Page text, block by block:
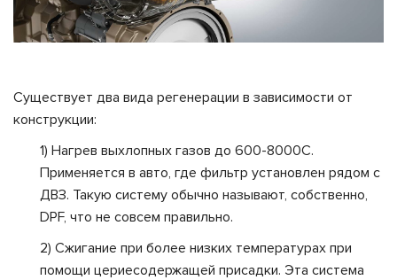
Существует два вида регенерации в зависимости от
конструкции:
1) Нагрев выхлопных газов до 600-8000С.
Применяется в авто, где фильтр установлен рядом с
ДВЗ. Такую систему обычно называют, собственно,
DPF, что не совсем правильно.
2) Сжигание при более низких температурах при
помощи цериесодержащей присадки. Эта система